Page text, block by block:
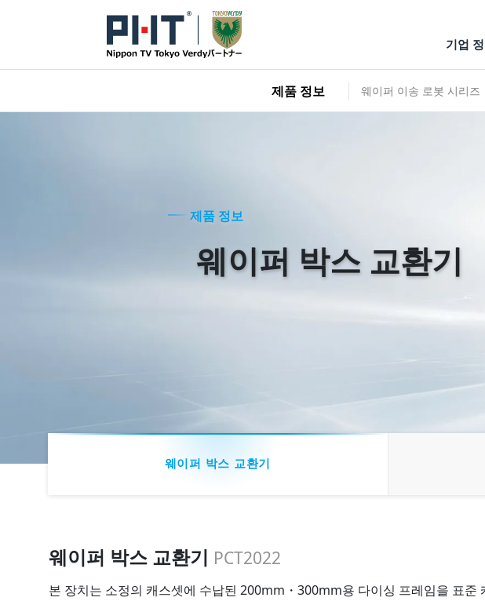
기업
제품 정보 웨이퍼 이송 로봇 시리즈
제품 정보
웨이퍼 박스 교환기
웨이퍼 박스 교환기
웨이퍼 박스 교환기 PCT2022
본 장치는 소정의 캐스셋에 수납된 200mm・300mm용 다이싱 프레임을 표준